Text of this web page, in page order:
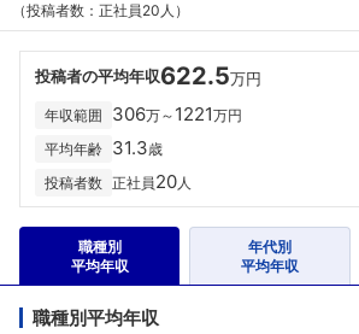
（投稿者数：正社員20人）
投稿者の平均年収622.5万円
年収範囲 306万～ 1221万円
平均年齢 31.3歳
投稿者数 正社員20人
職種別
平均年収
年代別
平均年収
職種別平均年収